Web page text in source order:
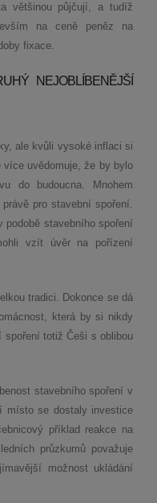
většinou půjčují, a tudíž
na ceně peněz na
fixace.
NEJOBLÍBENĚJŠÍ
ale kvůli vysoké inflaci si
uvědomuje, že by bylo
do budoucna. Mnohem
pro stavební spoření.
stavebního spoření
vzít úvěr na pořízení
tradici. Dokonce se dá
která by si nikdy
spoření totiž Češi s oblibou
stavebního spoření v
místo se dostaly investice
příklad reakce na
průzkumů považuje
možnost ukládání